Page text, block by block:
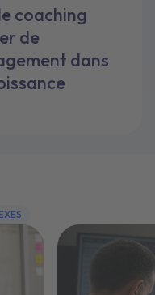
coaching
de
dans